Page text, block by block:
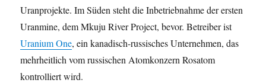
Uranprojekte. Im Süden steht die Inbetriebnahme der ersten
Uranmine, dem Mkuju River Project, bevor. Betreiber ist
Uranium One, ein kanadisch-russisches Unternehmen, das
mehrheitlich vom russischen Atomkonzern Rosatom
kontrolliert wird.